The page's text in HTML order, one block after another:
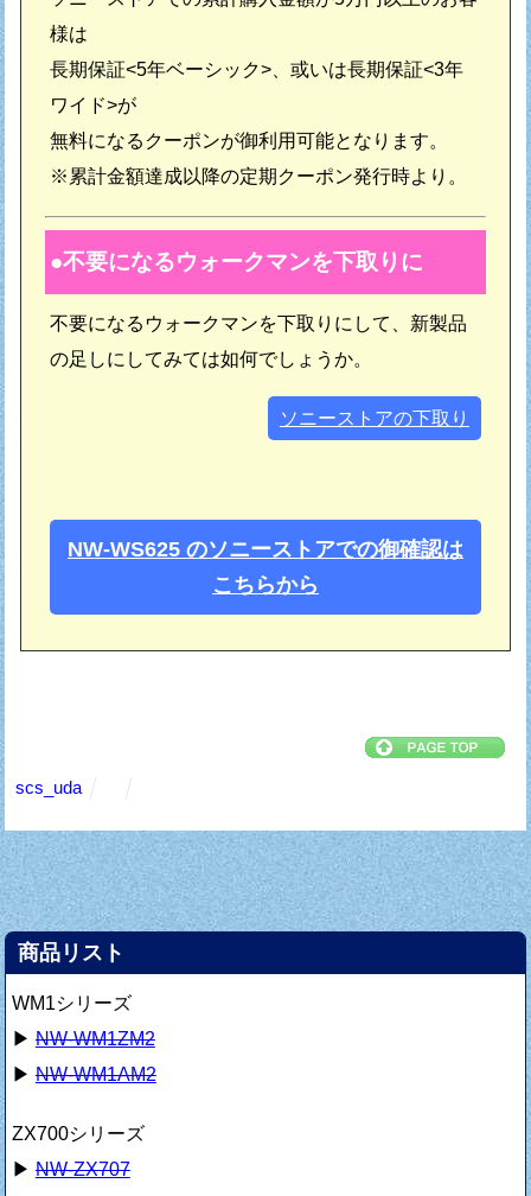
様は
長期保証<5年ベーシック>、或いは長期保証<3年
ワイド>が
無料になるクーポンが御利用可能となります。
※累計金額達成以降の定期クーポン発行時より。
不要になるウォークマンを下取りに
不要になるウォークマンを下取りにして、新製品
の足しにしてみては如何でしょうか。
ソニーストアの下取り
NW-WS625 のソニーストアでの御確認は
こちらから
scs_uda
商品リスト
WM1シリーズ
▶NW-WM1ZM2
▶NW-WM1AM2
ZX700シリーズ
▶NW-ZX707